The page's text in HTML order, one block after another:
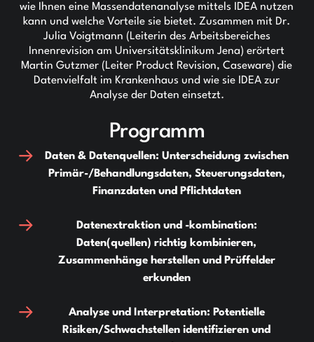
wie Ihnen eine Massendatenanalyse mittels IDEA nutzen
kann und welche Vorteile sie bietet. Zusammen mit Dr.
Julia Voigtmann (Leiterin des Arbeitsbereiches
Innenrevision am Universitätsklinikum Jena) erörtert
Martin Gutzmer (Leiter Product Revision, Caseware) die
Datenvielfalt im Krankenhaus und wie sie IDEA zur
Analyse der Daten einsetzt.
Programm
Daten & Datenquellen: Unterscheidung zwischen
Primär-/Behandlungsdaten, Steuerungsdaten,
Finanzdaten und Pflichtdaten
Datenextraktion und -kombination:
Daten(quellen) richtig kombinieren,
Zusammenhänge herstellen und Prüffelder
erkunden
Analyse und Interpretation: Potentielle
Risiken/Schwachstellen identifizieren und